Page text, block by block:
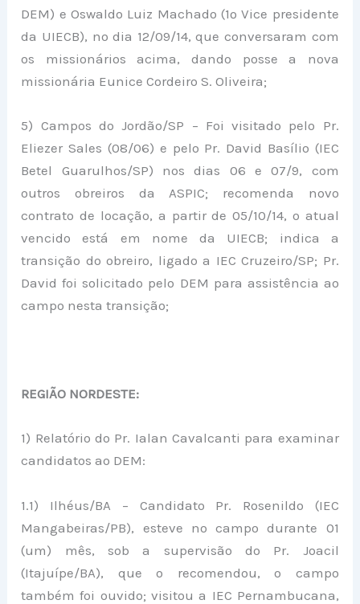
DEM) e Oswaldo Luiz Machado (1º Vice presidente
da UIECB), no dia 12/09/14, que conversaram com
os missionários acima, dando posse a nova
missionária Eunice Cordeiro S. Oliveira;
5) Campos do Jordão/SP – Foi visitado pelo Pr.
Eliezer Sales (08/06) e pelo Pr. David Basílio (IEC
Betel Guarulhos/SP) nos dias 06 e 07/9, com
outros obreiros da ASPIC; recomenda novo
contrato de locação, a partir de 05/10/14, o atual
vencido está em nome da UIECB; indica a
transição do obreiro, ligado a IEC Cruzeiro/SP; Pr.
David foi solicitado pelo DEM para assistência ao
campo nesta transição;
REGIÃO NORDESTE:
1) Relatório do Pr. Ialan Cavalcanti para examinar
candidatos ao DEM:
1.1) Ilhéus/BA – Candidato Pr. Rosenildo (IEC
Mangabeiras/PB), esteve no campo durante 01
(um) mês, sob a supervisão do Pr. Joacil
(Itajuípe/BA), que o recomendou, o campo
também foi ouvido; visitou a IEC Pernambucana,